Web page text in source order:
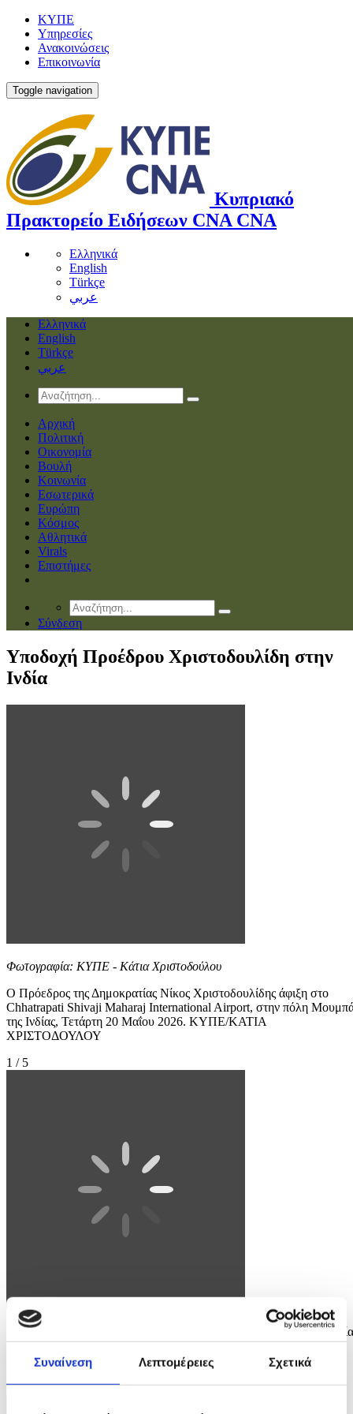
Συναίνεση Λεπτομέρειες Σχετικά
ΚΥΠΕ
Υπηρεσίες
Ανακοινώσεις
Επικοινωνία
Toggle navigation
Κυπριακό
Πρακτορείο Ειδήσεων CNA CNA
Ελληνικά
English
Türkçe
عربي
Ελληνικά
English
Türkçe
عربي
Αρχική
Πολιτική
Οικονομία
Βουλή
Κοινωνία
Εσωτερικά
Ευρώπη
Κόσμος
Αθλητικά
Virals
Επιστήμες
Σύνδεση
Υποδοχή Προέδρου Χριστοδουλίδη στην
Ινδία
Φωτογραφία: ΚΥΠΕ - Κάτια Χριστοδούλου
O Πρόεδρος της Δημοκρατίας Νίκος Χριστοδουλίδης άφιξη στο
Chhatrapati Shivaji Maharaj International Airport, στην πόλη
της Ινδίας, Τετάρτη 20 Μαΐου 2026. ΚΥΠΕ/ΚΑΤΙΑ
ΧΡΙΣΤΟΔΟΥΛΟΥ
1 / 5
Ινδική παραδοσιακή τελετή υποδοχής στον Πρόεδρο της
Νίκο Χριστοδουλίδη στην πόλη Μουμπάι της Ινδίας, Τετάρτη 20
Μαΐου 2026. ΚΥΠΕ/ΚΑΤΙΑ ΧΡΙΣΤΟΔΟΥΛΟΥ
2 / 5